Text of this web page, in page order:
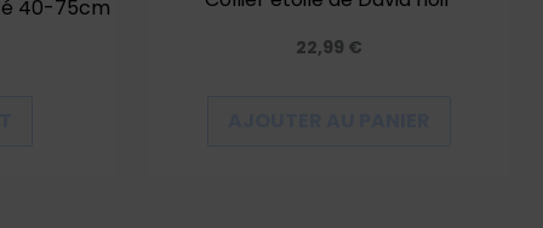
40-75cm
la
22,99 €